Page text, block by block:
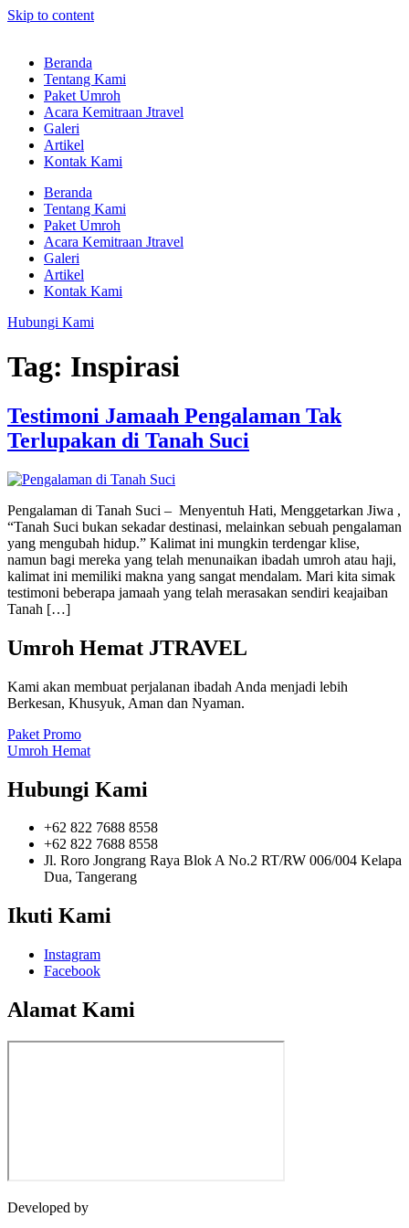
Skip to content
Beranda
Tentang Kami
Paket Umroh
Acara Kemitraan Jtravel
Galeri
Artikel
Kontak Kami
Beranda
Tentang Kami
Paket Umroh
Acara Kemitraan Jtravel
Galeri
Artikel
Kontak Kami
Hubungi Kami
Tag: Inspirasi
Testimoni Jamaah Pengalaman Tak
Terlupakan di Tanah Suci
Pengalaman di Tanah Suci – Menyentuh Hati, Menggetarkan Jiwa ,
“Tanah Suci bukan sekadar destinasi, melainkan sebuah pengalaman
yang mengubah hidup.” Kalimat ini mungkin terdengar klise,
namun bagi mereka yang telah menunaikan ibadah umroh atau haji,
kalimat ini memiliki makna yang sangat mendalam. Mari kita simak
testimoni beberapa jamaah yang telah merasakan sendiri keajaiban
Tanah […]
Umroh Hemat JTRAVEL
Kami akan membuat perjalanan ibadah Anda menjadi lebih
Berkesan, Khusyuk, Aman dan Nyaman.
Paket Promo
Umroh Hemat
Hubungi Kami
+62 822 7688 8558
+62 822 7688 8558
Jl. Roro Jongrang Raya Blok A No.2 RT/RW 006/004 Kelapa
Dua, Tangerang
Ikuti Kami
Instagram
Facebook
Alamat Kami
Developed by